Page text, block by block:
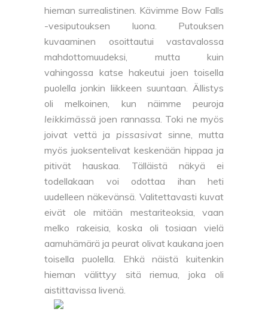
hieman surrealistinen. Kävimme Bow Falls
-vesiputouksen luona. Putouksen
kuvaaminen osoittautui vastavalossa
mahdottomuudeksi, mutta kuin
vahingossa katse hakeutui joen toisella
puolella jonkin liikkeen suuntaan. Ällistys
oli melkoinen, kun näimme peuroja
leikkimässäjoen rannassa. Toki ne myös
joivat vettä ja pissasivat sinne, mutta
myös juoksentelivat keskenään hippaa ja
pitivät hauskaa. Tälläistä näkyä ei
todellakaan voi odottaa ihan heti
uudelleen näkevänsä. Valitettavasti kuvat
eivät ole mitään mestariteoksia, vaan
melko rakeisia, koska oli tosiaan vielä
aamuhämärä ja peurat olivat kaukana joen
toisella puolella. Ehkä näistä kuitenkin
hieman välittyy sitä riemua, joka oli
aistittavissa livenä.